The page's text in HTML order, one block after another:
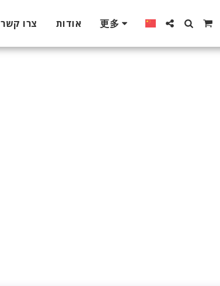
צרו קשר אודות 更多